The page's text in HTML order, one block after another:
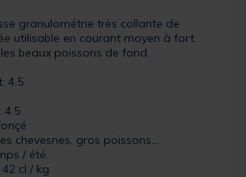
granulométrie très collante de
utilisable en courant moyen à fort.
beaux poissons de fond.
4.5
4.5
chevesnes, gros poissons...
/ été.
cl / kg